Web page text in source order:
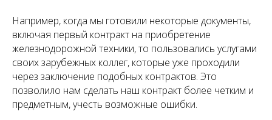
Например, когда мы готовили некоторые документы,
включая первый контракт на приобретение
железнодорожной техники, то пользовались услугами
своих зарубежных коллег, которые уже проходили
через заключение подобных контрактов. Это
позволило нам сделать наш контракт более четким и
предметным, учесть возможные ошибки.